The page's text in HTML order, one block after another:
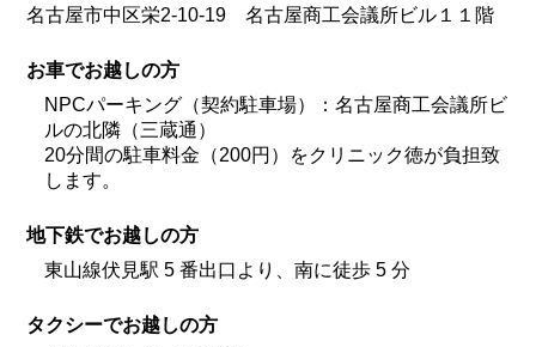
名古屋市中区栄2-10-19 名古屋商工会議所ビル１１階
お車でお越しの方
NPCパーキング（契約駐車場）：名古屋商工会議所ビ
ルの北隣（三蔵通）
20分間の駐車料金（200円）をクリニック徳が負担致
します。
地下鉄でお越しの方
東山線伏見駅 5 番出口より、南に徒歩 5 分
タクシーでお越しの方